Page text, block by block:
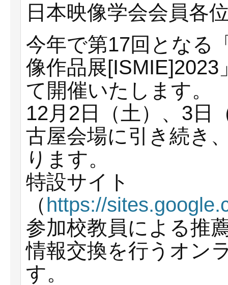
日本映像学会会員各
今年で第17回となる
像作品展
て開催いたします。
12月2日（土）、3日
古屋会場に引き続き
ります。
特設サイト
（https://
参加校教員による推
情報交換を行うオン
す。